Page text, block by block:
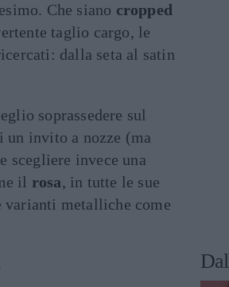
Che siano cropped
taglio cargo, le
dalla seta al satin
soprassedere sul
un invito a nozze (ma
invece una
il rosa, in tutte le sue
varianti metalliche come